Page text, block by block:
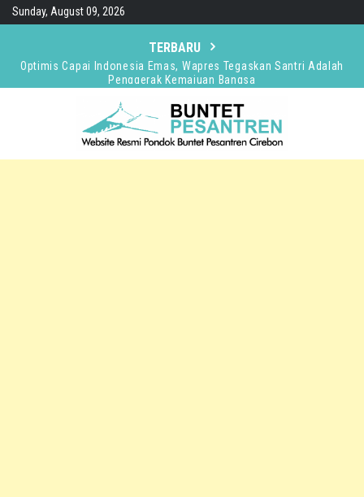
SkipSunday, August 09, 2026
TERBARU
Optimis Capai Indonesia Emas, Wapres Tegaskan Santri Adalah
Penggerak Kemajuan Bangsa
Wapres Terima Rekomendasi Guru Besar Alumni Buntet Pesantren,
Siap Jadikan Acuan Kebijakan